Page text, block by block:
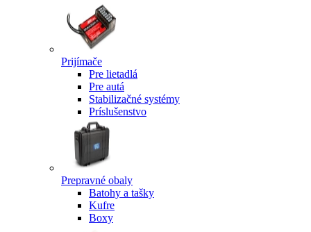
Prijímače
Pre lietadlá
Pre autá
Stabilizačné systémy
Príslušenstvo
Prepravné obaly
Batohy a tašky
Kufre
Boxy